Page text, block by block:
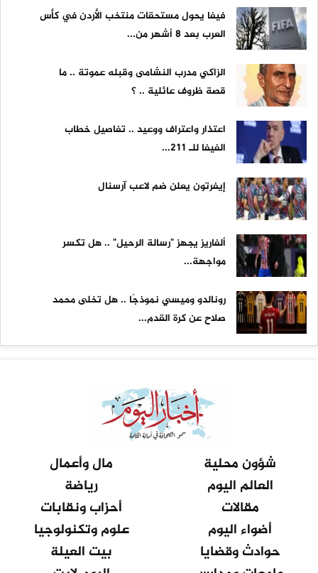
فيفا يحول مستحقات منتخب الأردن في كأس
العرب بعد 8 أشهر من...
الزاكي مدرب النشامى وقبله عموتة .. ما
قصة ظروف عائلية .. ؟
اعتذار واعتراف ووعيد .. تفاصيل خطاب
الفيفا للـ 211...
إيفرتون يعلن ضم لاعب آرسنال
ألفاريز يجهز "رسالة الرحيل" .. هل تكسر
مواجهة...
رونالدو وميسي نموذجًا .. هل تخلى محمد
صلاح عن كرة القدم...
شؤون محلية
مال وأعمال
العالم اليوم
رياضة
مقالات
أحزاب ونقابات
أضواء اليوم
علوم وتكنولوجيا
حوادث وقضايا
بيت العيلة